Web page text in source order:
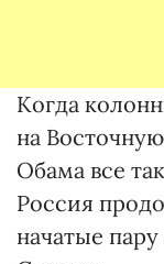
Когда
на
Обама все
Россия
начатые